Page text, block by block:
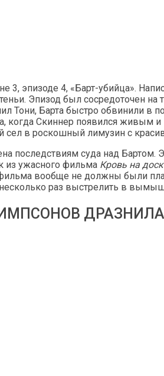
3, эпизоде ​​​​4, «Барт-убийца».
Эпизод был сосредоточен на
Тони, Барта быстро обвинили
когда Скиннер появился живым
сел в роскошный лимузин с
последствиям суда над
из ужасного фильма Кровь на
вообще не должны были
раз выстрелить в